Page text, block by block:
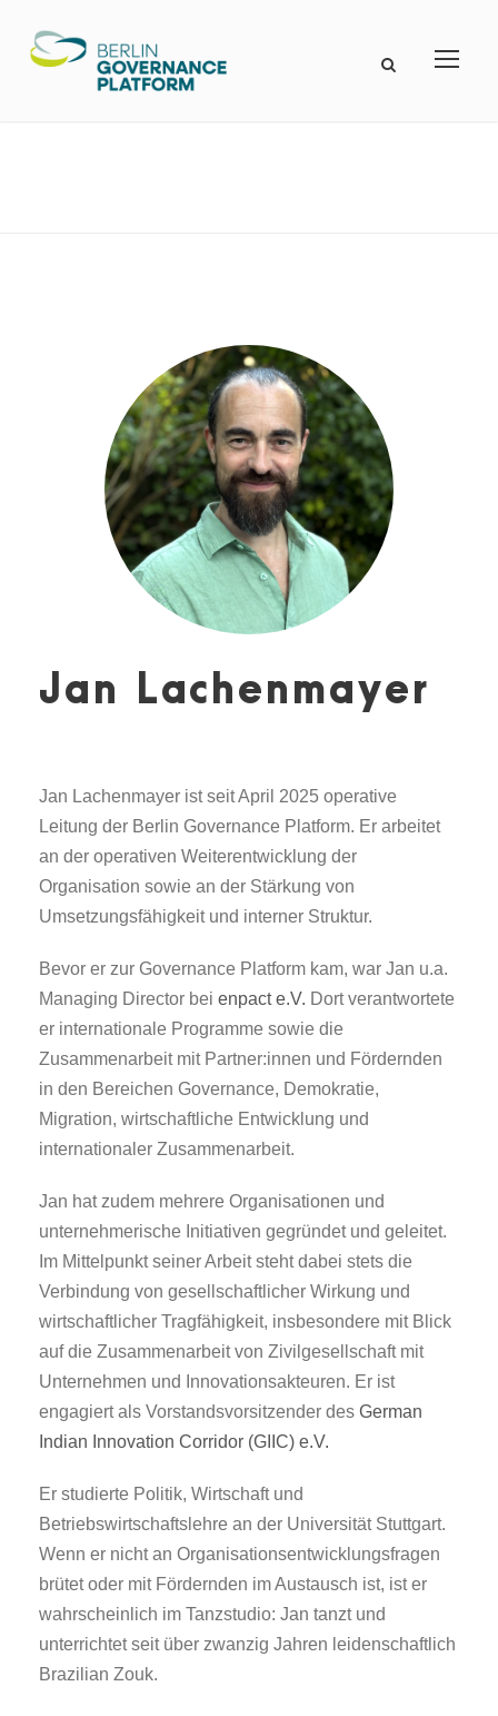
Jan Lachenmayer
Jan Lachenmayer ist seit April 2025 operative
Leitung der Berlin Governance Platform. Er arbeitet
an der operativen Weiterentwicklung der
Organisation sowie an der Stärkung von
Umsetzungsfähigkeit und interner Struktur.
Bevor er zur Governance Platform kam, war Jan u.a.
Managing Director bei enpact e.V. Dort verantwortete
er internationale Programme sowie die
Zusammenarbeit mit Partner:innen und Fördernden
in den Bereichen Governance, Demokratie,
Migration, wirtschaftliche Entwicklung und
internationaler Zusammenarbeit.
Jan hat zudem mehrere Organisationen und
unternehmerische Initiativen gegründet und geleitet.
Im Mittelpunkt seiner Arbeit steht dabei stets die
Verbindung von gesellschaftlicher Wirkung und
wirtschaftlicher Tragfähigkeit, insbesondere mit Blick
auf die Zusammenarbeit von Zivilgesellschaft mit
Unternehmen und Innovationsakteuren. Er ist
engagiert als Vorstandsvorsitzender des German
Indian Innovation Corridor (GIIC) e.V.
Er studierte Politik, Wirtschaft und
Betriebswirtschaftslehre an der Universität Stuttgart.
Wenn er nicht an Organisationsentwicklungsfragen
brütet oder mit Fördernden im Austausch ist, ist er
wahrscheinlich im Tanzstudio: Jan tanzt und
unterrichtet seit über zwanzig Jahren leidenschaftlich
Brazilian Zouk.